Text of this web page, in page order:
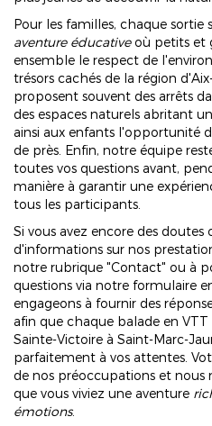
Pour les familles, chaque sortie
aventure éducativeoù petits et
ensemble le respect de
trésors cachés de la région
proposent souvent des arrêts
des espaces naturels abritant
ainsi aux enfants l'opportunité
de près. Enfin, notre équipe
toutes vos questions avant,
manière à garantir une
tous les participants.
Si vous avez encore des
d'informations sur nos
notre rubrique "Contact" ou à
questions via notre formulaire
engageons à fournir des
afin que chaque balade en
Sainte-Victoire à Saint-Marc-
parfaitement à vos attentes.
de nos préoccupations et
que vous viviez une aventure
émotions.